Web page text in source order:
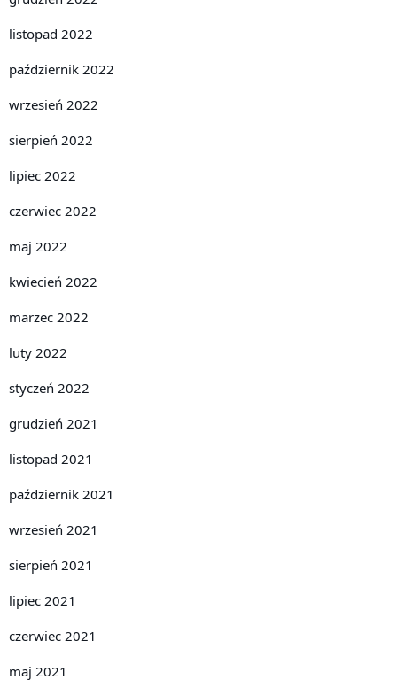
listopad 2022
październik 2022
wrzesień 2022
sierpień 2022
lipiec 2022
czerwiec 2022
maj 2022
kwiecień 2022
marzec 2022
luty 2022
styczeń 2022
grudzień 2021
listopad 2021
październik 2021
wrzesień 2021
sierpień 2021
lipiec 2021
czerwiec 2021
maj 2021